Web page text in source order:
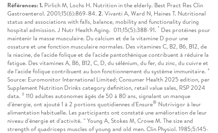
Références: 1. Pirlich M, Lochs H. Nutrition in the elderly. Best Pract Res Clin
Gastroenterol. 2001;15(6):869-84. 2. Vivanti A, Ward N, Haines T. Nutritional
status and associations with falls, balance, mobility and functionality during
hospital admission. J Nutr Health Aging. 011;15(5):388-91. * Des protéines pour
maintenir la masse musculaire. Du calcium et de la vitamine D pour une
ossature et une fonction musculaire normales. Des vitamines C, B2, B6, B12, de
la niacine, de l'acide folique et de l'acide pantothénique contribuent à réduire la
fatigue. Des vitamines A, B6, B12, C, D, du sélénium, du fer, du zinc, du cuivre et
de l'acide folique contribuent au bon fonctionnement du système immunitaire. +
Source: Euromonitor International Limited; Consumer Health 2025 edition, per
Supplement Nutrition Drinks category definition, retail value sales, RSP 2024
data. # 110 adultes autonomes âgés de 50 à 80 ans, signalant un manque
d'énergie, ont ajouté 1 à 2 portions quotidiennes d'Ensure® Nutrivigor à leur
alimentation habituelle. Les participants ont constaté une amélioration de leur
niveau d'énergie et d'activité. ~ Young A, Stokes M, Crowe M. The size and
strength of quadriceps muscles of young and old men. Clin Physiol. 1985;5:145-